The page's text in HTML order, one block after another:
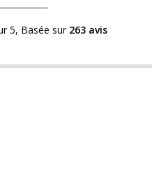
expérience et on
le pourquoi cet aspect
donc vendu) et que
utile et valorisant pour
5, Basée sur 263 avis